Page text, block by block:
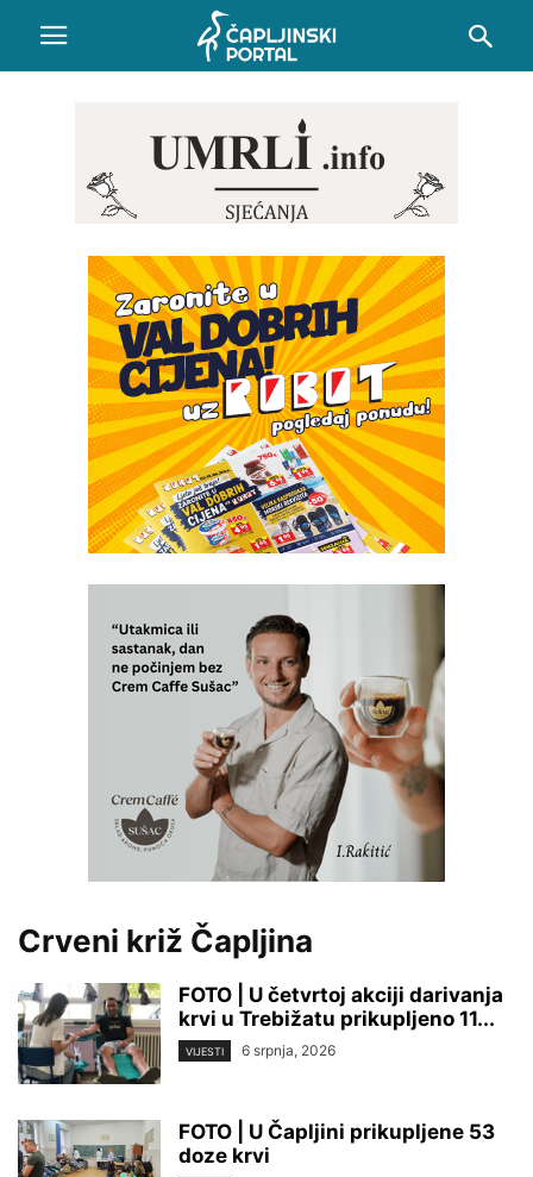
Crveni križ Čapljina
FOTO | U četvrtoj akciji darivanja
krvi u Trebižatu prikupljeno 11...
VIJESTI 6 srpnja, 2026
FOTO | U Čapljini prikupljene 53
doze krvi